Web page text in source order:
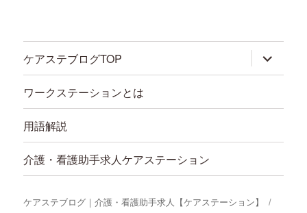
投
稿
ケアステブログTOP
ブ
メ
ー
開
ワークステーションとは
用語解説
介護・看護助手求人ケアステーション
ケアステブログ｜介護・看護助手求人【ケアステーション】